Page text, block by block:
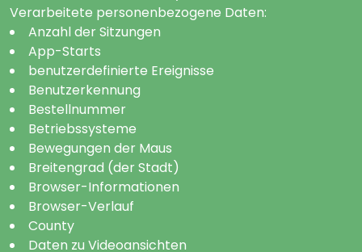
Verarbeitete personenbezogene Daten:
Anzahl der Sitzungen
App-Starts
benutzerdefinierte Ereignisse
Benutzerkennung
Bestellnummer
Betriebssysteme
Bewegungen der Maus
Breitengrad (der Stadt)
Browser-Informationen
Browser-Verlauf
County
Daten zu Videoansichten